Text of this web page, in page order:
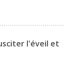
l'éveil et